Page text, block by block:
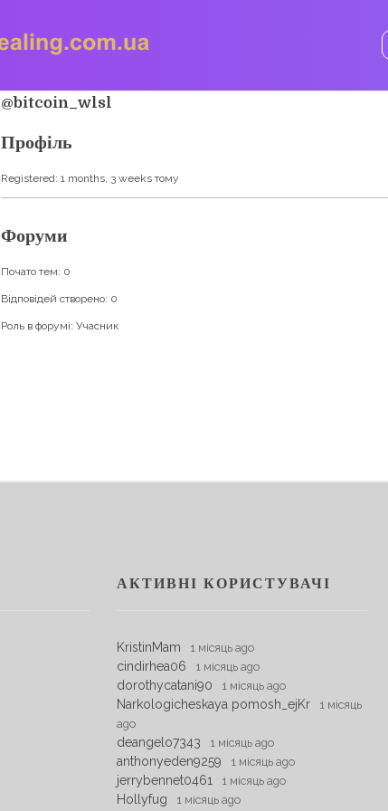
@bitcoin_wlsl
Профіль
Registered: 1 months, 3 weeks тому
Форуми
Почато тем: 0
Відповідей створено: 0
Роль в форумі: Учасник
АКТИВНІ КОРИСТУВАЧІ
KristinMam 1 місяць ago
cindirhea06 1 місяць ago
dorothycatani90 1 місяць ago
Narkologicheskaya pomosh_ejKr
1 місяць
ago
deangelo7343 1 місяць ago
anthonyeden9259 1 місяць ago
jerrybennet0461 1 місяць ago
Hollyfug 1 місяць ago